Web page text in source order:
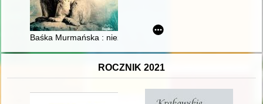
Baśka Murmańska : niezwykła niedźwiedzica Wojska Polskiego
ROCZNIK 2021